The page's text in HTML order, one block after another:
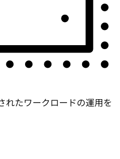
れたワークロードの運用を